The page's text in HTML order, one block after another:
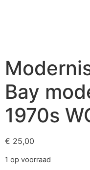
Bay
1970s
€ 25,00
1 op voorraad